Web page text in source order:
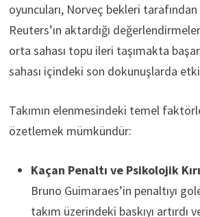
oyuncuları, Norveç bekleri
Reuters’ın aktardığı
orta sahası topu ileri taşımakta
sahası içindeki son dokunuşlarda
Takımın elenmesindeki temel
özetlemek mümkündür:
Kaçan Penaltı ve Psikolojik
Bruno Guimaraes’in penaltıyı
takım üzerindeki baskıyı artırdı